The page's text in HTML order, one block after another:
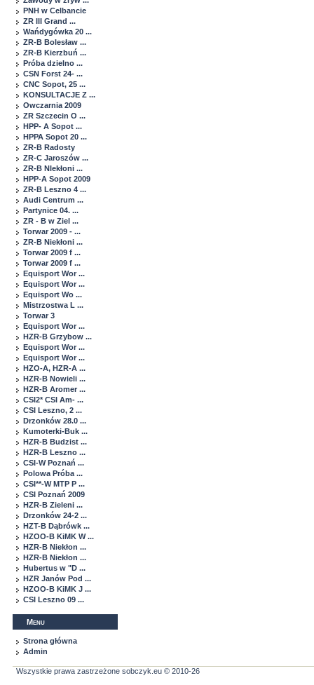
PNH w Celbancie
ZR III Grand ...
Wańdygówka 20 ...
ZR-B Bolesław ...
ZR-B Kierzbuń ...
Próba dzielno ...
CSN Forst 24- ...
CNC Sopot, 25 ...
KONSULTACJE Z ...
Owczarnia 2009
ZR Szczecin O ...
HPP- A Sopot ...
HPPA Sopot 20 ...
ZR-B Radosty
ZR-C Jaroszów ...
ZR-B NIekłoni ...
HPP-A Sopot 2009
ZR-B Leszno 4 ...
Audi Centrum ...
Partynice 04. ...
ZR - B w Ziel ...
Torwar 2009 - ...
ZR-B Niekłoni ...
Torwar 2009 f ...
Torwar 2009 f ...
Equisport Wor ...
Equisport Wor ...
Equisport Wo ...
Mistrzostwa L ...
Torwar 3
Equisport Wor ...
HZR-B Grzybow ...
Equisport Wor ...
Equisport Wor ...
HZO-A, HZR-A ...
HZR-B Nowieli ...
HZR-B Aromer ...
CSI2* CSI Am- ...
CSI Leszno, 2 ...
Drzonków 28.0 ...
Kumoterki-Buk ...
HZR-B Budzist ...
HZR-B Leszno ...
CSI-W Poznań ...
Polowa Próba ...
CSI**-W MTP P ...
CSI Poznań 2009
HZR-B Zieleni ...
Drzonków 24-2 ...
HZT-B Dąbrówk ...
HZOO-B KiMK W ...
HZR-B Niekłon ...
HZR-B Niekłon ...
Hubertus w "D ...
HZR Janów Pod ...
HZOO-B KiMK J ...
CSI Leszno 09 ...
Menu
Strona główna
Admin
Wszystkie prawa zastrzeżone sobczyk.eu © 2010-26